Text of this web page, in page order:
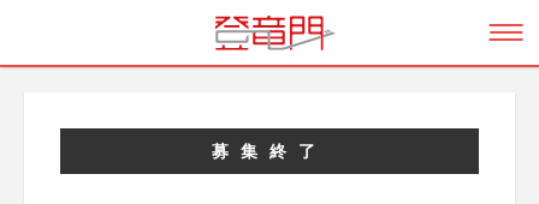
募集終了